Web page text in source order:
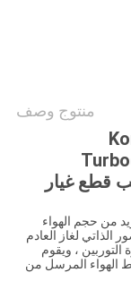
منتوج وصف
4038425 يناسب قطع غيار
من حجم الهواء
لغاز العادم
، ويقوم
الهواء المرسل من